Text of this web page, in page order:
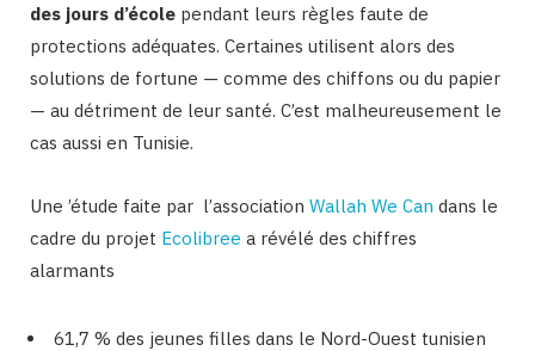
des jours d’école pendant leurs règles faute de
protections adéquates. Certaines utilisent alors des
solutions de fortune — comme des chiffons ou du papier
— au détriment de leur santé. C’est malheureusement le
cas aussi en Tunisie.
Une ’étude faite par l’association Wallah We Can dans le
cadre du projet Ecolibree a révélé des chiffres
alarmants
61,7 % des jeunes filles dans le Nord-Ouest tunisien